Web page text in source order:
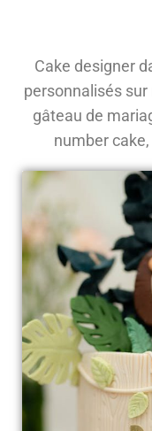
Cake designer
personnalisés sur
gâteau de
number